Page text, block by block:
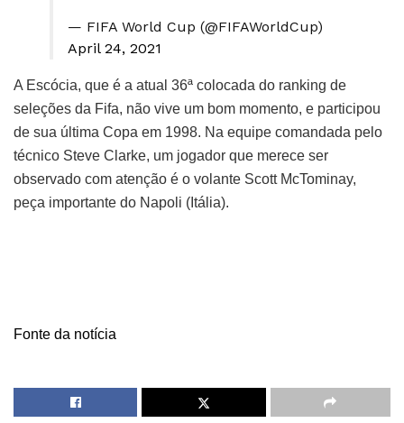
— FIFA World Cup (@FIFAWorldCup)
April 24, 2021
A Escócia, que é a atual 36ª colocada do ranking de
seleções da Fifa, não vive um bom momento, e participou
de sua última Copa em 1998. Na equipe comandada pelo
técnico Steve Clarke, um jogador que merece ser
observado com atenção é o volante Scott McTominay,
peça importante do Napoli (Itália).
Fonte da notícia